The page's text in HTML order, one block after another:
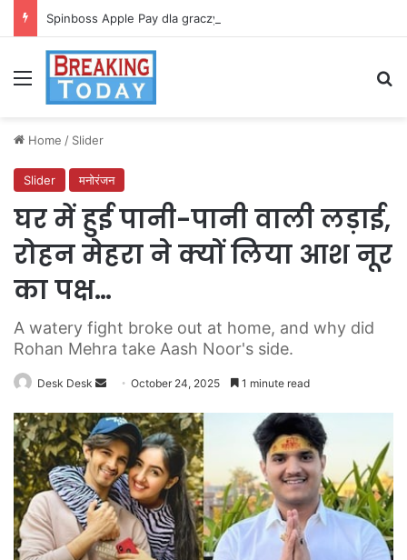
Spinboss Apple Pay dla graczy na iPhone
Menu
Home / Slider
Slider मनोरंजन
घर में हुई पानी-पानी वाली लड़ाई,
रोहन मेहरा ने क्यों लिया आश नूर
का पक्ष…
A watery fight broke out at home, and why did
Rohan Mehra take Aash Noor's side.
Desk Desk
Send
email
October 24, 2025 1 minute read